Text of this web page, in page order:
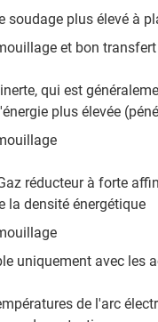
soudage plus élevé à
et bon
qui est
plus élevée
réducteur à forte
la densité énergétique
uniquement avec les
de l'arc